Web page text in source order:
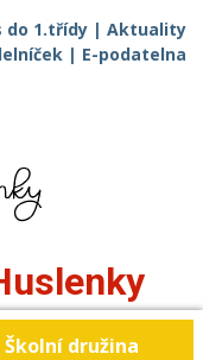
do 1.třídy | Aktuality
| E-podatelna
Školní družina